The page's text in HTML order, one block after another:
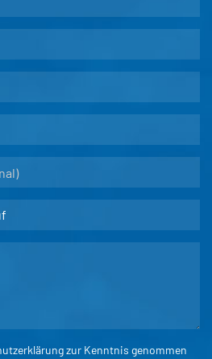
zur Kenntnis genommen